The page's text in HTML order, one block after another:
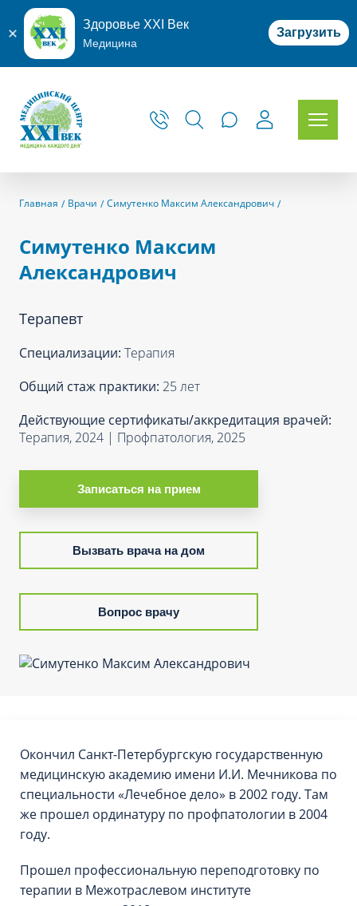
Здоровье XXI Век
Медицина
Загрузить
Главная Врачи Симутенко Максим Александрович
Симутенко Максим
Александрович
Терапевт
Специализации: Терапия
Общий стаж практики: 25 лет
Действующие сертификаты/аккредитация врачей:
Терапия, 2024 | Профпатология, 2025
Записаться на прием
Вызвать врача на дом
Вопрос врачу
Окончил Санкт-Петербургскую государственную
медицинскую академию имени И.И. Мечникова по
специальности «Лечебное дело» в 2002 году. Там
же прошел ординатуру по профпатологии в 2004
году.
Прошел профессиональную переподготовку по
терапии в Межотраслевом институте